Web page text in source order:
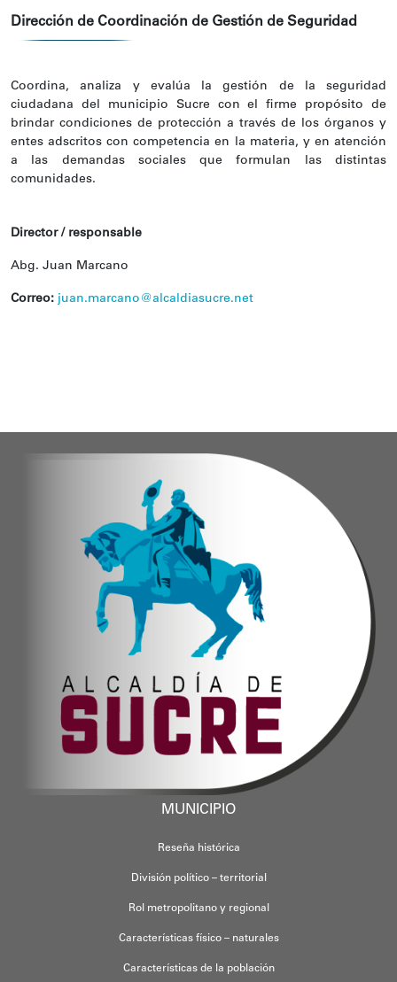
Dirección de Coordinación de Gestión de Seguridad
Coordina, analiza y evalúa la gestión de la seguridad
ciudadana del municipio Sucre con el firme propósito de
brindar condiciones de protección a través de los órganos y
entes adscritos con competencia en la materia, y en atención
a las demandas sociales que formulan las distintas
comunidades.
Director / responsable
Abg. Juan Marcano
Correo: juan.marcano@alcaldiasucre.net
MUNICIPIO
Reseña histórica
División político – territorial
Rol metropolitano y regional
Características físico – naturales
Características de la población